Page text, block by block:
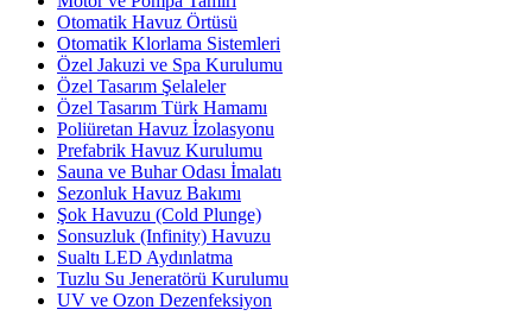
Otomatik Havuz Örtüsü
Otomatik Klorlama Sistemleri
Özel Jakuzi ve Spa Kurulumu
Özel Tasarım Şelaleler
Özel Tasarım Türk Hamamı
Poliüretan Havuz İzolasyonu
Prefabrik Havuz Kurulumu
Sauna ve Buhar Odası İmalatı
Sezonluk Havuz Bakımı
Şok Havuzu (Cold Plunge)
Sonsuzluk (Infinity) Havuzu
Sualtı LED Aydınlatma
Tuzlu Su Jeneratörü Kurulumu
UV ve Ozon Dezenfeksiyon